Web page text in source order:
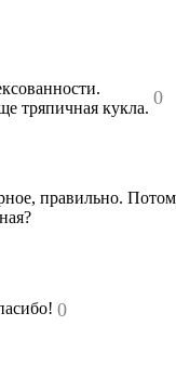
тряпичная кукла. 0
правильно.
0